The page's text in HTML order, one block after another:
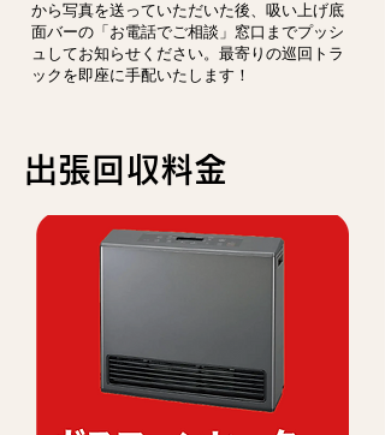
から写真を送っていただいた後、吸い上げ底
面バーの「お電話でご相談」窓口までプッシ
ュしてお知らせください。最寄りの巡回トラ
ックを即座に手配いたします！
​出張回収料金